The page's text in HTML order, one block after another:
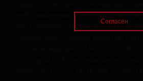
Согласен